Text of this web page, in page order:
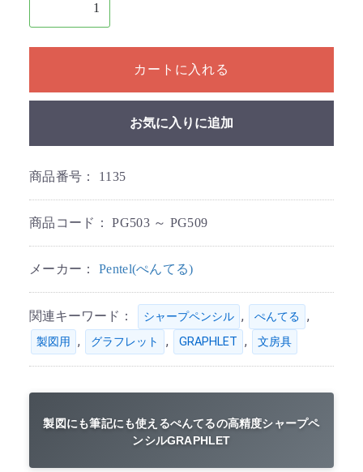
1個以上の数量を入力してください
カートに入れる
お気に入りに追加
商品番号： 1135
商品コード：PG503 ～ PG509
メーカー： Pentel(ぺんてる)
関連キーワード： シャープペンシル , ぺんてる ,
製図用 , グラフレット , GRAPHLET , 文房具
製図にも筆記にも使えるぺんてるの高精度シャープペ
ンシルGRAPHLET